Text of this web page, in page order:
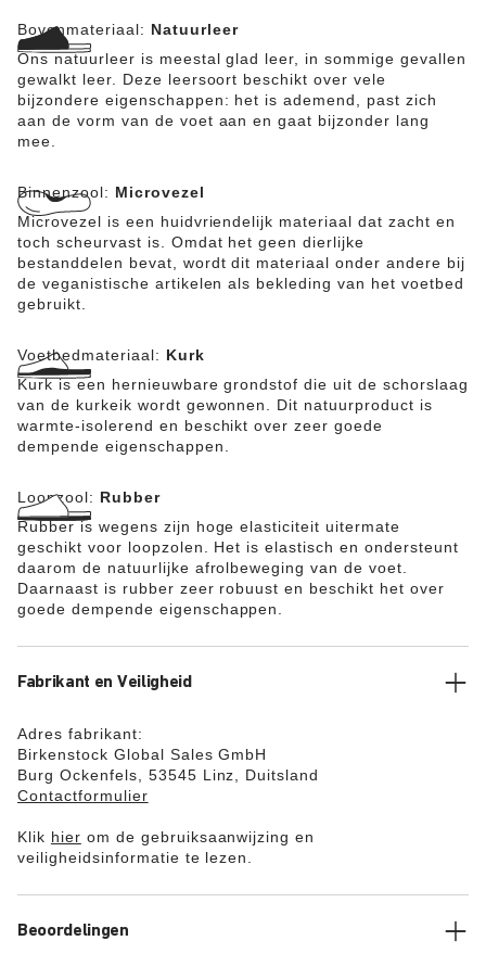
en heeft antistatische eigenschappen. De schoen is
gecertificeerd volgens EN ISO 20345:2011 en voldoet
aan de eisen van veiligheidsklasse S3.
Bovenmateriaal: Natuurleer
Ons natuurleer is meestal glad leer, in sommige gevallen
gewalkt leer. Deze leersoort beschikt over vele
bijzondere eigenschappen: het is ademend, past zich
aan de vorm van de voet aan en gaat bijzonder lang
mee.
Binnenzool: Microvezel
Microvezel is een huidvriendelijk materiaal dat zacht en
toch scheurvast is. Omdat het geen dierlijke
bestanddelen bevat, wordt dit materiaal onder andere bij
de veganistische artikelen als bekleding van het voetbed
gebruikt.
Voetbedmateriaal: Kurk
Kurk is een hernieuwbare grondstof die uit de schorslaag
van de kurkeik wordt gewonnen. Dit natuurproduct is
warmte-isolerend en beschikt over zeer goede
dempende eigenschappen.
Loopzool: Rubber
Rubber is wegens zijn hoge elasticiteit uitermate
geschikt voor loopzolen. Het is elastisch en ondersteunt
daarom de natuurlijke afrolbeweging van de voet.
Daarnaast is rubber zeer robuust en beschikt het over
goede dempende eigenschappen.
Fabrikant en Veiligheid
Adres fabrikant:
Birkenstock Global Sales GmbH
Burg Ockenfels, 53545 Linz, Duitsland
Contactformulier
Klik hier om de gebruiksaanwijzing en
veiligheidsinformatie te lezen.
Beoordelingen